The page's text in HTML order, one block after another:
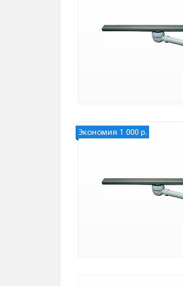
Экономия 1 000 р.